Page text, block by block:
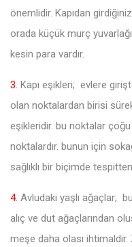
önemlidir. Kapıdan
orada küçük murç
kesin para vardır.
3. Kapı eşikleri; evlere
olan noktalardan birisi
eşikleridir. bu noktalar çoğu
noktalardır. bunun için
sağlıklı bir biçimde
4. Avludaki yaşlı ağaçlar;
alıç ve dut ağaçlarından
meşe daha olası